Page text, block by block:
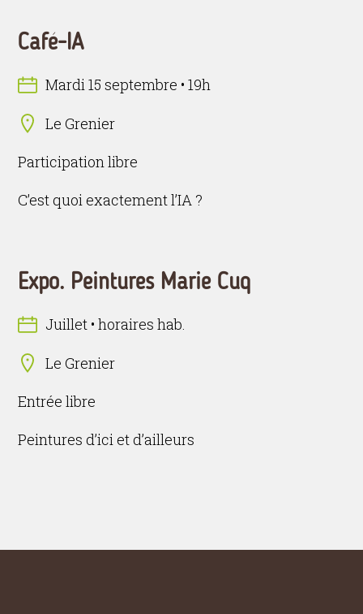
Café-IA
Mardi 15 septembre • 19h
Le Grenier
Participation libre
C’est quoi exactement l’IA ?
Expo. Peintures Marie Cuq
Juillet • horaires hab.
Le Grenier
Entrée libre
Peintures d’ici et d’ailleurs